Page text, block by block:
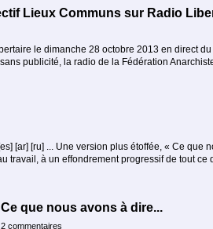
Lieux Communs sur Radio
le dimanche 28 octobre 2013 en direct
publicité, la radio de la Fédération
[ar] [ru] ... Une version plus étoffée, « Ce
travail, à un effondrement progressif de tout
Ce que nous avons à dire...
2 commentaires